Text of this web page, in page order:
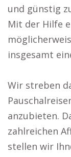
und günstig
Mit der Hilfe
insgesamt
Wir streben
anzubieten.
zahlreichen
stellen wir